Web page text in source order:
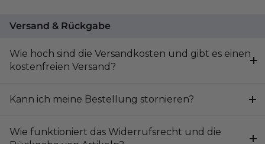
Versand & Rückgabe
Wie hoch sind die Versandkosten und gibt es einen
kostenfreien Versand?
Kann ich meine Bestellung stornieren?
Wie funktioniert das Widerrufsrecht und die